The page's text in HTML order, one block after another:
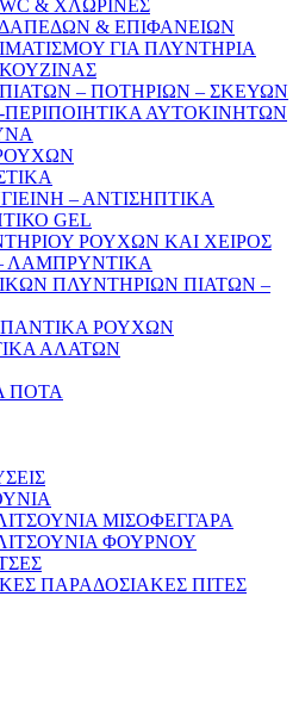
& ΧΛΩΡΙΝΕΣ
& ΕΠΙΦΑΝΕΙΩΝ
ΓΙΑ ΠΛΥΝΤΗΡΙΑ
– ΠΟΤΗΡΙΩΝ – ΣΚΕΥΩΝ
ΠΕΡΙΠΟΙΗΤΙΚΑ ΑΥΤΟΚΙΝΗΤΩΝ
– ΑΝΤΙΣΗΠΤΙΚΑ
GEL
ΡΟΥΧΩΝ KAI XΕΙΡΟΣ
ΛΑΜΠΡΥΝΤΙΚΑ
ΠΛΥΝΤΗΡΙΩΝ ΠΙΑΤΩΝ –
ΡΟΥΧΩΝ
ΑΛΑΤΩΝ
ΠΟΤΑ
ΜΙΣΟΦΕΓΓΑΡΑ
ΦΟΥΡΝΟΥ
ΠΑΡΑΔΟΣΙΑΚΕΣ ΠΙΤΕΣ